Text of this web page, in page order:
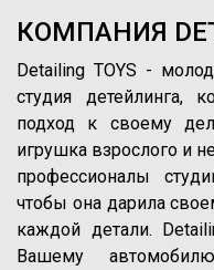
КОМПАНИЯ
Detailing TOYS -
студия детейлинга,
подход к своему
игрушка взрослого и
профессионалы
чтобы она дарила
каждой детали.
Вашему